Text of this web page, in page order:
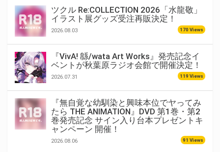
ツクル Re:COLLECTION 2026「水龍敬」
イラスト展グッズ受注再販決定！
2026.08.03 170 Views
『VivA! 緜/wata Art Works』発売記念イ
ベントが秋葉原ラジオ会館で開催決定！
2026.07.31 119 Views
『無自覚な幼馴染と興味本位でヤってみ
たら THE ANIMATION』DVD 第1巻・第2
巻発売記念 サイン入り台本プレゼントキ
ャンペーン 開催！
2026.08.06 91 Views